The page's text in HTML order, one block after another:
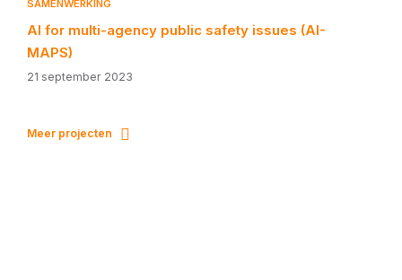
SAMENWERKING
AI for multi-agency public safety issues (AI-
MAPS)
21 september 2023
Meer projecten